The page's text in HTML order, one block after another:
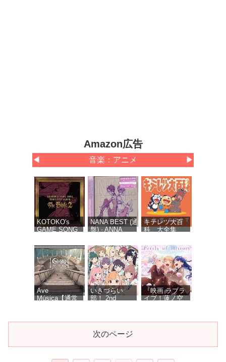
Amazon広告
◀ 音楽：アニメ ▶
KOTOKO's
GAME SONG
ALBUM “The
Bible 2” -
KOTOKO (特
典なし)
NANA BEST (通常
盤) - ANNA
NANA(BLACK
STONES),OLIVIA
inspi'
REIRA(TRAPNEST)
キテレツ大百
科 大全集
Ave
Música【通常
いきづらい
部！ 2nd
REGAIN
AGAIN
LLLLOVE」
『映画 ラブラ
イブ！蓮ノ空
ラブ Bloom
「Petals of
サマーツイン MYTH & ROID 初音ミク「マ
次のページ